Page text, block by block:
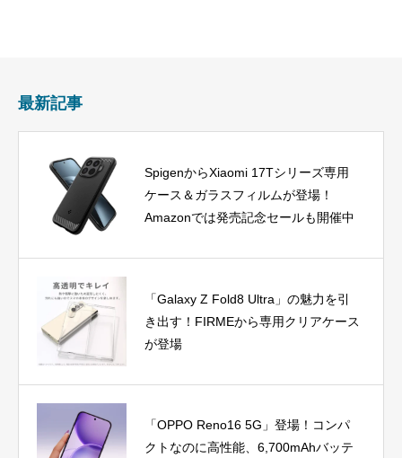
最新記事
SpigenからXiaomi 17Tシリーズ専用
ケース＆ガラスフィルムが登場！
Amazonでは発売記念セールも開催中
「Galaxy Z Fold8 Ultra」の魅力を引
き出す！FIRMEから専用クリアケース
が登場
「OPPO Reno16 5G」登場！コンパ
クトなのに高性能、6,700mAhバッテ